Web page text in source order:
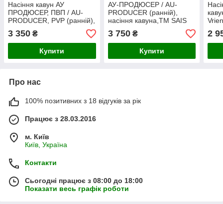
Насіння кавун АУ
ПРОДЮСЕР, ПВП / AU-
PRODUCER, PVP (ранній),
ТМ Agri Saaten GmbH
(Німеччина) банка 500
грамів
3 350 ₴
Купити
АУ-ПРОДЮСЕР / AU-
PRODUCER (ранній),
насіння кавуна,ТМ SAIS
(Італія), банка 500 грам,
Імпорт 2026
3 750₴
Купити
2
Про нас
100% позитивних з 18 відгуків за рік
Працює з 28.03.2016
м. Київ
Київ, Україна
Контакти
Сьогодні працює з 08:00 до 18:00
Показати весь графік роботи